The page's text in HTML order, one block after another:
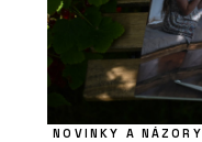
NOVINKY A NÁZORY